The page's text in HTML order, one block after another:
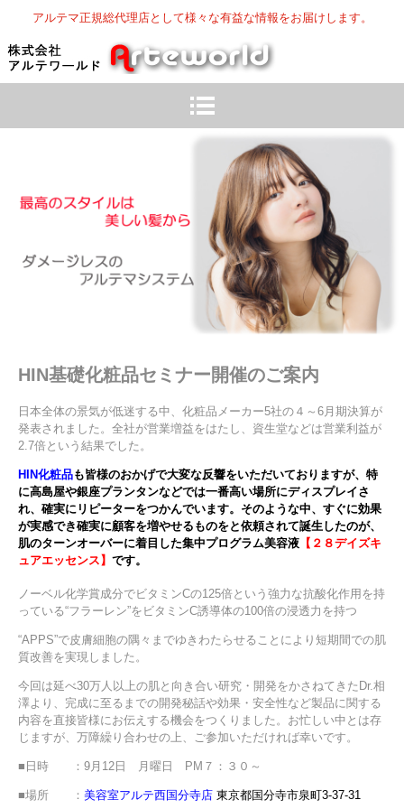
アルテマ正規総代理店として様々な有益な情報をお届けします。
HIN基礎化粧品セミナー開催のご案内
日本全体の景気が低迷する中、化粧品メーカー5社の４～6月期決算が
発表されました。全社が営業増益をはたし、資生堂などは営業利益が
2.7倍という結果でした。
HIN化粧品も皆様のおかげで大変な反響をいただいておりますが、特
に高島屋や銀座プランタンなどでは一番高い場所にディスプレイさ
れ、確実にリピーターをつかんでいます。そのような中、すぐに効果
が実感でき確実に顧客を増やせるものをと依頼されて誕生したのが、
肌のターンオーバーに着目した集中プログラム美容液 【２８デイズキ
ュアエッセンス】 です。
ノーベル化学賞成分でビタミンCの125倍という強力な抗酸化作用を持
っている“フラーレン”をビタミンC誘導体の100倍の浸透力を持つ
“APPS”で皮膚細胞の隅々までゆきわたらせることにより短期間での肌
質改善を実現しました。
今回は延べ30万人以上の肌と向き合い研究・開発をかさねてきたDr.相
澤より、完成に至るまでの開発秘話や効果・安全性など製品に関する
内容を直接皆様にお伝えする機会をつくりました。お忙しい中とは存
じますが、万障繰り合わせの上、ご参加いただければ幸いです。
■日時 ：9月12日 月曜日 PM７：３０～
■場所 ： 美容室アルテ西国分寺店 東京都国分寺市泉町3-37-31